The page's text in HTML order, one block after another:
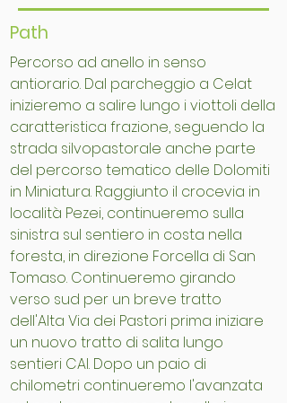
Path
Percorso ad anello in senso
antiorario. Dal parcheggio a Celat
inizieremo a salire lungo i viottoli della
caratteristica frazione, seguendo la
strada silvopastorale anche parte
del percorso tematico delle Dolomiti
in Miniatura. Raggiunto il crocevia in
località Pezei, continueremo sulla
sinistra sul sentiero in costa nella
foresta, in direzione Forcella di San
Tomaso. Continueremo girando
verso sud per un breve tratto
dell'Alta Via dei Pastori prima iniziare
un nuovo tratto di salita lungo
sentieri CAI. Dopo un paio di
chilometri continueremo l'avanzata